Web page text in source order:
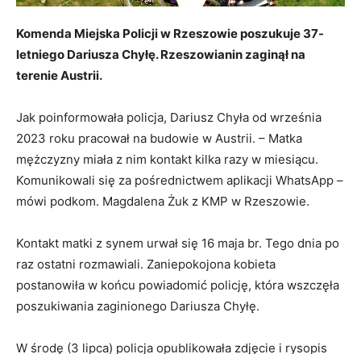
Komenda Miejska Policji w Rzeszowie poszukuje 37-
letniego Dariusza Chyłę. Rzeszowianin zaginął na
terenie Austrii.
Jak poinformowała policja, Dariusz Chyła od września
2023 roku pracował na budowie w Austrii. – Matka
mężczyzny miała z nim kontakt kilka razy w miesiącu.
Komunikowali się za pośrednictwem aplikacji WhatsApp –
mówi podkom. Magdalena Żuk z KMP w Rzeszowie.
Kontakt matki z synem urwał się 16 maja br. Tego dnia po
raz ostatni rozmawiali. Zaniepokojona kobieta
postanowiła w końcu powiadomić policję, która wszczęła
poszukiwania zaginionego Dariusza Chyłę.
W środę (3 lipca) policja opublikowała zdjęcie i rysopis